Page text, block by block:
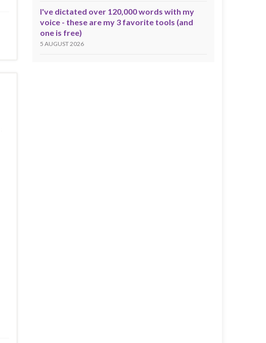
I've dictated over 120,000 words with my
voice - these are my 3 favorite tools (and
one is free)
5 AUGUST 2026